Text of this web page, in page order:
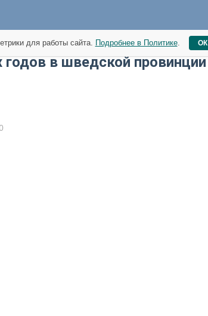
в шведской провинции
для работы сайта. Подробнее в Политике. ОК